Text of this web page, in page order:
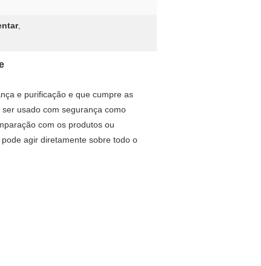
,
e purificação e que cumpre as
usado com segurança como
com os produtos ou
agir diretamente sobre todo o